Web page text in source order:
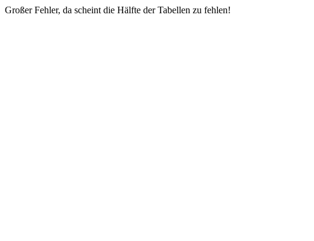
Großer Fehler, da scheint die Hälfte der Tabellen zu fehlen!